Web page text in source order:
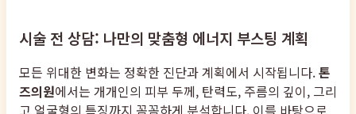
시술 전 상담: 나만의 맞춤형 에너지 부스팅 계획
모든 위대한 변화는 정확한 진단과 계획에서 시작됩니다.톤
즈의원에서는 개개인의 피부 두께, 탄력도, 주름의 깊이, 그리
고 얼굴형의 특징까지 꼼꼼하게 분석합니다. 이를 바탕으로